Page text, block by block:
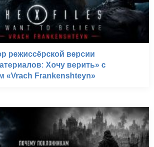
режиссёрской версии
Хочу верить» с
«Vrach Frankenshteyn»